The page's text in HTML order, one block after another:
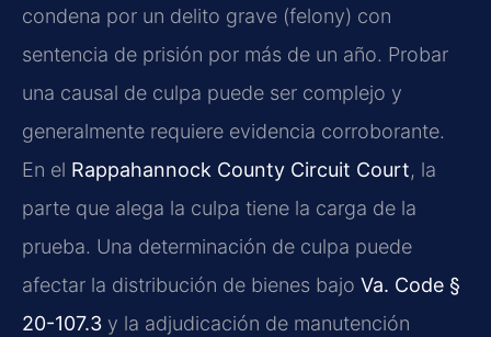
condena por un delito grave (felony) con
sentencia de prisión por más de un año. Probar
una causal de culpa puede ser complejo y
generalmente requiere evidencia corroborante.
En el Rappahannock County Circuit Court, la
parte que alega la culpa tiene la carga de la
prueba. Una determinación de culpa puede
afectar la distribución de bienes bajo Va. Code §
20-107.3 y la adjudicación de manutención